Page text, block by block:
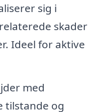
sig i
skader
Ideel for aktive
med
tilstande og